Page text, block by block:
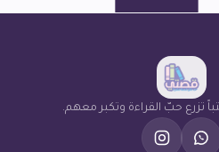
تزرع حبّ القراءة وتكبر معهم.